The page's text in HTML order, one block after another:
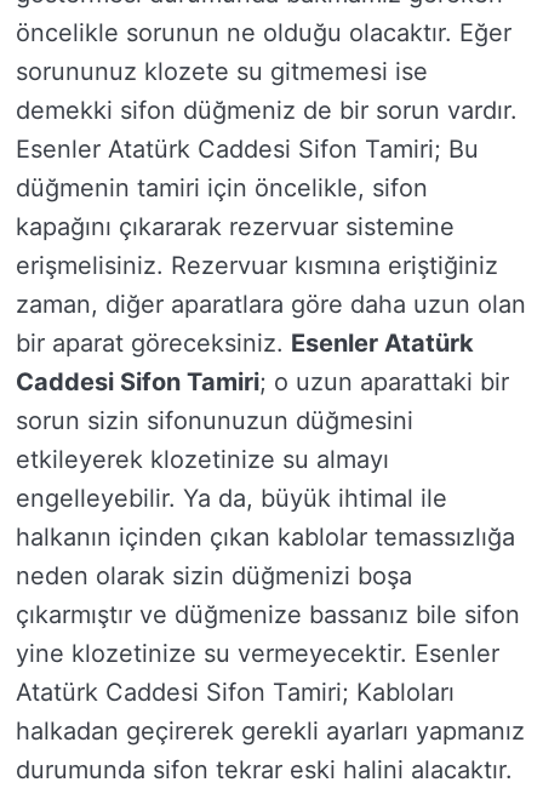
öncelikle sorunun ne olduğu olacaktır. Eğer
sorununuz klozete su gitmemesi ise
demekki sifon düğmeniz de bir sorun vardır.
Esenler Atatürk Caddesi Sifon Tamiri; Bu
düğmenin tamiri için öncelikle, sifon
kapağını çıkararak rezervuar sistemine
erişmelisiniz. Rezervuar kısmına eriştiğiniz
zaman, diğer aparatlara göre daha uzun olan
bir aparat göreceksiniz. Esenler Atatürk
Caddesi Sifon Tamiri; o uzun aparattaki bir
sorun sizin sifonunuzun düğmesini
etkileyerek klozetinize su almayı
engelleyebilir. Ya da, büyük ihtimal ile
halkanın içinden çıkan kablolar temassızlığa
neden olarak sizin düğmenizi boşa
çıkarmıştır ve düğmenize bassanız bile sifon
yine klozetinize su vermeyecektir. Esenler
Atatürk Caddesi Sifon Tamiri; Kabloları
halkadan geçirerek gerekli ayarları yapmanız
durumunda sifon tekrar eski halini alacaktır.